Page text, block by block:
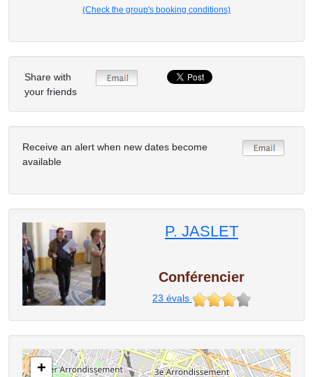
(Check the group's booking conditions)
Share with
your friends
Receive an alert when new dates become
available
P. JASLET
Conférencier
23 évals
+